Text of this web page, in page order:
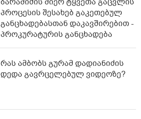
პროცესის შესახებ გაკეთებულ
განცხადებასთან დაკავშირებით -
პროკურატურის განცხადება
რას ამბობს გურამ დადიანიძის
დედა გავრცელებულ ვიდეოზე?